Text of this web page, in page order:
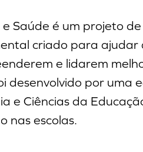
e Saúde é um projeto
criado para ajudar
e lidarem
desenvolvido por uma
e Ciências da
nas escolas.